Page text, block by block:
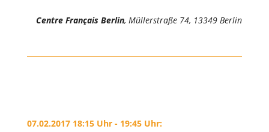
Centre Français Berlin, Müllerstraße 74, 13349 Berlin
07.02.2017 18:15 Uhr - 19:45 Uhr: